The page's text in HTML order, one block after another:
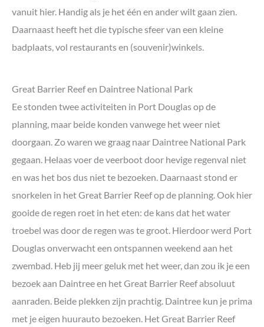
vanuit hier. Handig als je het één en ander wilt gaan zien.
Daarnaast heeft het die typische sfeer van een kleine
badplaats, vol restaurants en (souvenir)winkels.
Great Barrier Reef en Daintree National Park
Ee stonden twee activiteiten in Port Douglas op de
planning, maar beide konden vanwege het weer niet
doorgaan. Zo waren we graag naar Daintree National Park
gegaan. Helaas voer de veerboot door hevige regenval niet
en was het bos dus niet te bezoeken. Daarnaast stond er
snorkelen in het Great Barrier Reef op de planning. Ook hier
gooide de regen roet in het eten: de kans dat het water
troebel was door de regen was te groot. Hierdoor werd Port
Douglas onverwacht een ontspannen weekend aan het
zwembad. Heb jij meer geluk met het weer, dan zou ik je een
bezoek aan Daintree en het Great Barrier Reef absoluut
aanraden. Beide plekken zijn prachtig. Daintree kun je prima
met je eigen huurauto bezoeken. Het Great Barrier Reef